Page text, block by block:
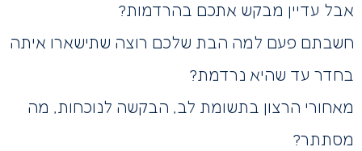
אבל עדיין מבקש אתכם בהרדמות?
חשבתם פעם למה הבת שלכם רוצה שתישארו איתה
בחדר עד שהיא נרדמת?
מאחורי הרצון בתשומת לב, הבקשה לנוכחות, מה
מסתתר?